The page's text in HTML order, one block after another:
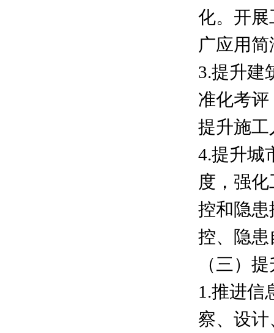
化。开
广应用
3.提升建
准化考
提升施
4.提升城
度，强
控和隐
控、隐
（三）
1.推进信
察、设